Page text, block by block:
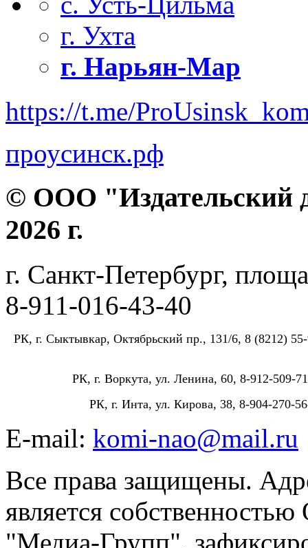
г. Ухта
г. Нарьян-Мар
https://t.me/
проусинск.рф
© ООО "Издательский
2026 г.
г. Санкт-Петербург,
8-911-016-43-40
РК, г. Сыктывкар, Октябрьский пр., 131/6, 8 (8212)
РК, г. Воркута, ул. Ленина, 60, 8-912-509-
РК, г. Инта, ул. Кирова, 38, 8-904-270-
E-mail: komi-nao@mail.ru
Все права защищены.
является